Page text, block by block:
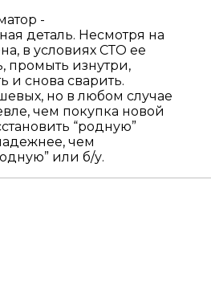
-
деталь. Несмотря на
в условиях СТО ее
промыть изнутри,
и снова сварить.
но в любом случае
чем покупка новой
“родную”
чем
или б/у.